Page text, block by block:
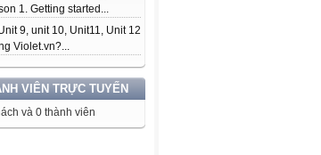
1. Getting started...
9, unit 10, Unit11, Unit 12
Violet.vn?...
VIÊN TRỰC TUYẾN
và 0 thành viên